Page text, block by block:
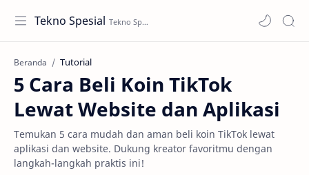
Tekno Spesial
Beranda Tutorial
5 Cara Beli Koin TikTok
Lewat Website dan Aplikasi
Temukan 5 cara mudah dan aman beli koin TikTok lewat
aplikasi dan website. Dukung kreator favoritmu dengan
langkah-langkah praktis ini!